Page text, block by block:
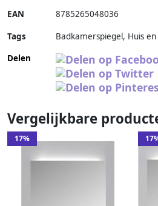
EAN 8785265048036
Tags
Badkamerspiegel, Huis
Delen
Vergelijkbare
17%